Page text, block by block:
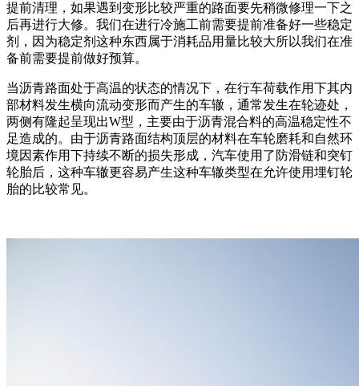
提前清理，如果遇到变形比较严重的路面要先稍微修理一下之
后再进行大修。我们在进行冷施工前需要提前准备好一些稳定
剂，因为稳定剂这种东西属于消耗品用量比较大所以我们在准
备前需要提前做好预算。
当沥青路面处于高温的状态的情况下，在行车荷载作用下其内
部材料发生横向流动变形而产生的车辙，通常发生在轮迹处，
两侧有隆起呈现出W型，主要由于沥青混合料的高温稳定性不
足造成的。由于沥青路面结构顶层的材料在车轮磨耗和自然环
境因素作用下持续不断的损失形成，汽车使用了防滑链和突钉
轮胎后，这种车辙更容易产生这种车辙类型在允许使用埋钉轮
胎的比较常见。